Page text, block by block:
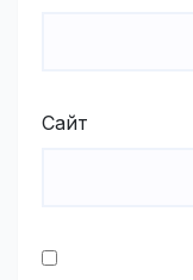
Сайт